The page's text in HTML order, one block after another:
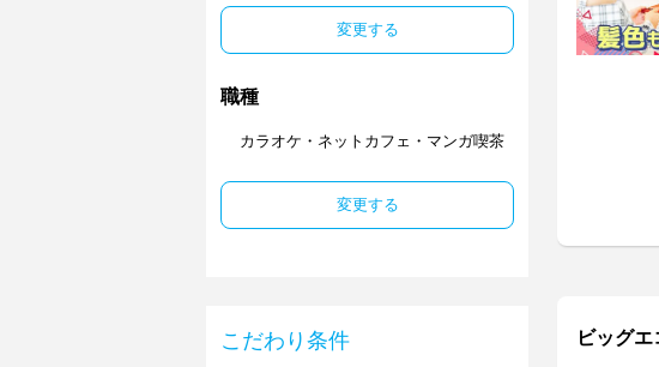
変更する
職種
カラオケ・ネットカフェ・マンガ喫茶
変更する
こだわり条件 ビッグ